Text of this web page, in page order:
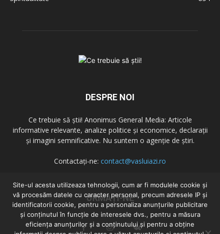
DESPRE NOI
Ce trebuie să știi! Anonimus General Media: Articole
informative relevante, analize politice și economice, declarații
și imagini semnificative. Nu suntem o agenție de știri.
Contactați-ne: contact@vasluiazi.ro
URMAȚI-NE
Site-ul acesta utilizeaza tehnologii, cum ar fi modulele cookie și
vă procesăm datele cu caracter personal, precum adresele IP și
identificatorii cookie, pentru a personaliza anunțurile publicitare
și conținutul în funcție de interesele dvs., pentru a măsura
eficiența anunțurilor și a conținutului și pentru a obține